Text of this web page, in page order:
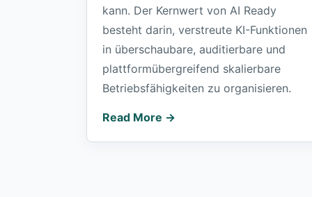
kann. Der Kernwert von AI Ready
besteht darin, verstreute KI-Funktionen
in überschaubare, auditierbare und
plattformübergreifend skalierbare
Betriebsfähigkeiten zu organisieren.
Read More →